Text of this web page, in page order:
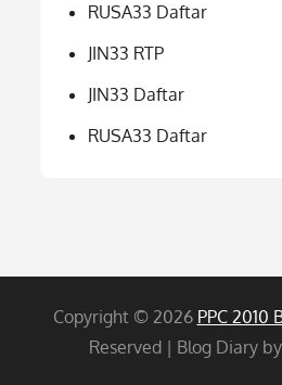
RUSA33 Daftar
JIN33 RTP
JIN33 Daftar
RUSA33 Daftar
Copyright © 2026 PPC 2010
Reserved | Blog Diary by